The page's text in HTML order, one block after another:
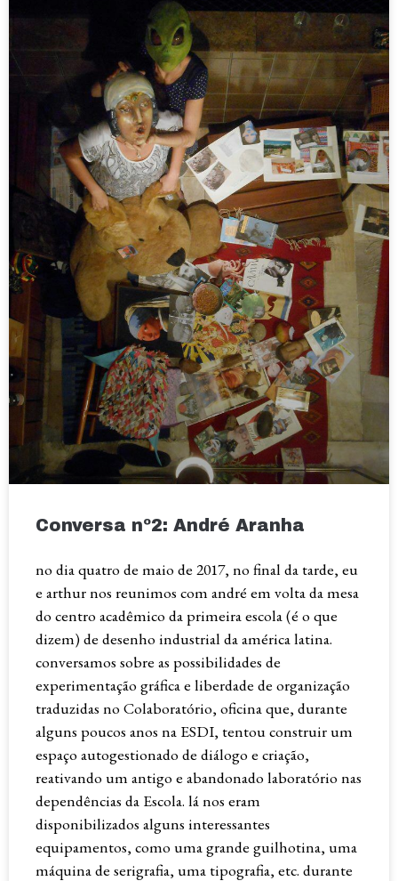
Conversa nº2: André Aranha
no dia quatro de maio de 2017, no final da tarde, eu
e arthur nos reunimos com andré em volta da mesa
do centro acadêmico da primeira escola (é o que
dizem) de desenho industrial da américa latina.
conversamos sobre as possibilidades de
experimentação gráfica e liberdade de organização
traduzidas no Colaboratório, oficina que, durante
alguns poucos anos na ESDI, tentou construir um
espaço autogestionado de diálogo e criação,
reativando um antigo e abandonado laboratório nas
dependências da Escola. lá nos eram
disponibilizados alguns interessantes
equipamentos, como uma grande guilhotina, uma
máquina de serigrafia, uma tipografia, etc. durante